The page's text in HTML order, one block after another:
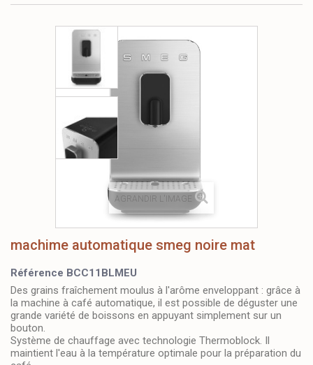
AGRANDIR L'IMAGE
machime automatique smeg noire mat
Référence BCC11BLMEU
Des grains fraîchement moulus à l'arôme enveloppant : grâce à
la machine à café automatique, il est possible de déguster une
grande variété de boissons en appuyant simplement sur un
bouton.
Système de chauffage avec technologie Thermoblock. Il
maintient l'eau à la température optimale pour la préparation du